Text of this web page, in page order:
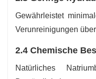
Gewährleistet
Verunreinigungen
2.4 Chemische
Natürliches